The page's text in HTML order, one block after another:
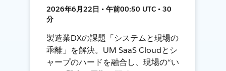
2026年6月22日 • 午前00:50 UTC • 30
分
製造業DXの課題「システムと現場の
乖離」を解決。UM SaaS Cloudとシ
ャープのハードを融合し、現場の“い